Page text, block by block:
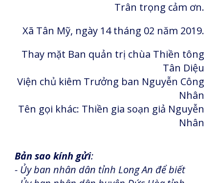
Trân trọng cảm ơn.
Xã Tân Mỹ, ngày 14 tháng 02 năm 2019.
Thay mặt Ban quản trị chùa Thiền tông
Tân Diệu
Viện chủ kiêm Trưởng ban Nguyễn Công
Nhân
Tên gọi khác: Thiền gia soạn giả Nguyễn
Nhân
Bản sao kính gửi:
- Ủy ban nhân dân tỉnh Long An để biết